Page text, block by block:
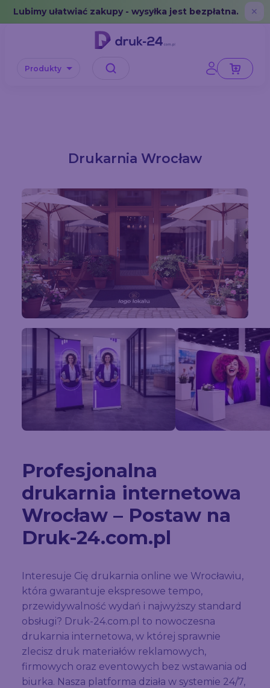
Error: No data in cache or invalid format
Lubimy ułatwiać zakupy - wysyłka jest bezpłatna. ✕
Produkty
Drukarnia Wrocław
Profesjonalna
drukarnia internetowa
Wrocław – Postaw na
Druk-24.com.pl
Interesuje Cię drukarnia online we Wrocławiu,
która gwarantuje ekspresowe tempo,
przewidywalność wydań i najwyższy standard
obsługi? Druk-24.com.pl to nowoczesna
drukarnia internetowa, w której sprawnie
zlecisz druk materiałów reklamowych,
firmowych oraz eventowych bez wstawania od
biurka. Nasza platforma działa w systemie 24/7,